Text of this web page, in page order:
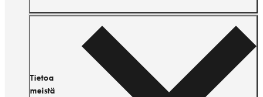
Tietoa
meistä